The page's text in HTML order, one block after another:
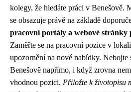
kolegy, že hledáte práci v Benešově.
se obsazuje právě na základě
pracovní portály a webové stránky
Zaměřte se na pracovní pozice v
upozornění na nové nabídky.
Benešově napřímo, i když zrovna
vhodnou pozici. Přiložte k životopisu